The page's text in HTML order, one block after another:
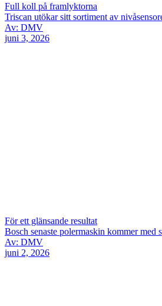
Full koll på framlyktorna
Triscan utökar sitt sortiment av
Av: DMV
juni 3, 2026
För ett glänsande resultat
Bosch senaste polermaskin kommer med
Av: DMV
juni 2, 2026